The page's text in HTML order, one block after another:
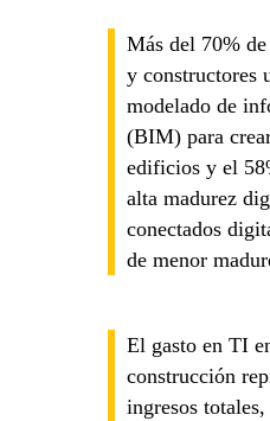
Más del 70%
y constructores
modelado de
(BIM) para
edificios y el
alta madurez
conectados
de menor
El gasto en TI
construcción
ingresos